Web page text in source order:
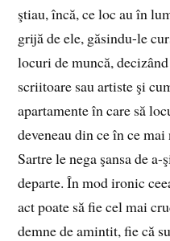
ştiau, încă, ce loc au în
grijă de ele, găsindu-le
locuri de muncă,
scriitoare sau artiste şi
apartamente în care să
deveneau din ce în ce
Sartre le nega şansa de
departe. În mod ironic
act poate să fie cel mai
demne de amintit, fie că